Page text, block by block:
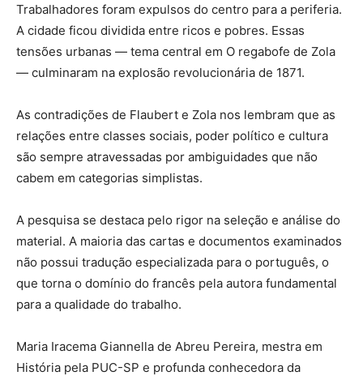
Trabalhadores foram expulsos do centro para a periferia.
A cidade ficou dividida entre ricos e pobres. Essas
tensões urbanas — tema central em O regabofe de Zola
— culminaram na explosão revolucionária de 1871.
As contradições de Flaubert e Zola nos lembram que as
relações entre classes sociais, poder político e cultura
são sempre atravessadas por ambiguidades que não
cabem em categorias simplistas.
A pesquisa se destaca pelo rigor na seleção e análise do
material. A maioria das cartas e documentos examinados
não possui tradução especializada para o português, o
que torna o domínio do francês pela autora fundamental
para a qualidade do trabalho.
Maria Iracema Giannella de Abreu Pereira, mestra em
História pela PUC-SP e profunda conhecedora da